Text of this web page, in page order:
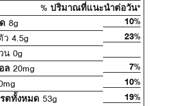
% ปริมาณที่แนะนําต่อวัน*
8g
10%
4.5g
23%
น 0g
ล 20mg
7%
10%
ตทั้งหมด 53g
19%